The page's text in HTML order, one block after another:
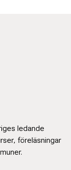
ledande
föreläsningar